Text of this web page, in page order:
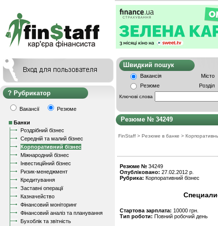
Рубрикатор
Вакансії Резюме
Банки
Роздрібний бізнес
Середній та малий бізнес
Корпоративний бізнес
Міжнародний бізнес
Інвестиційний бізнес
Ризик-менеджмент
Кредитування
Заставні операції
Казначейство
Фінансовий моніторинг
Фінансовий аналіз та планування
Бухоблік та звітність
Швидкий
Вакансія
Місто
Резюме
Розділ
Ключові слова
Резюме № 34249
FinStaff > Резюме в банке >
Резюме № 34249
Опубліковано: 27.02.2012 р.
Рубрика: Корпоративний бізнес
Стартова зарплата: 10000 грн.
Тип роботи: Повний робочий день